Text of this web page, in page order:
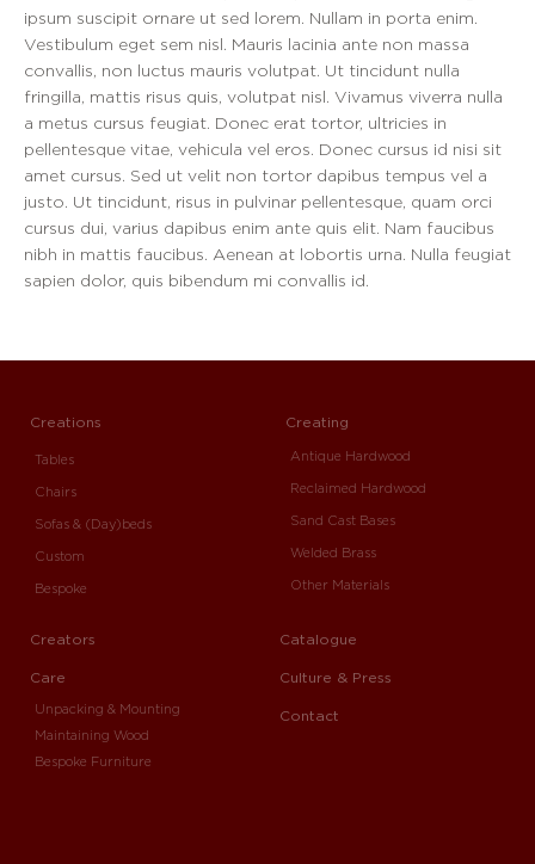
ipsum suscipit ornare ut sed lorem. Nullam in porta enim.
Vestibulum eget sem nisl. Mauris lacinia ante non massa
convallis, non luctus mauris volutpat. Ut tincidunt nulla
fringilla, mattis risus quis, volutpat nisl. Vivamus viverra nulla
a metus cursus feugiat. Donec erat tortor, ultricies in
pellentesque vitae, vehicula vel eros. Donec cursus id nisi sit
amet cursus. Sed ut velit non tortor dapibus tempus vel a
justo. Ut tincidunt, risus in pulvinar pellentesque, quam orci
cursus dui, varius dapibus enim ante quis elit. Nam faucibus
nibh in mattis faucibus. Aenean at lobortis urna. Nulla feugiat
sapien dolor, quis bibendum mi convallis id.
Creations
Tables
Chairs
Sofas & (Day)beds
Custom
Bespoke
Creating
Antique Hardwood
Reclaimed Hardwood
Sand Cast Bases
Welded Brass
Other Materials
Creators
Care
Unpacking & Mounting
Maintaining Wood
Bespoke Furniture
Catalogue
Culture & Press
Contact